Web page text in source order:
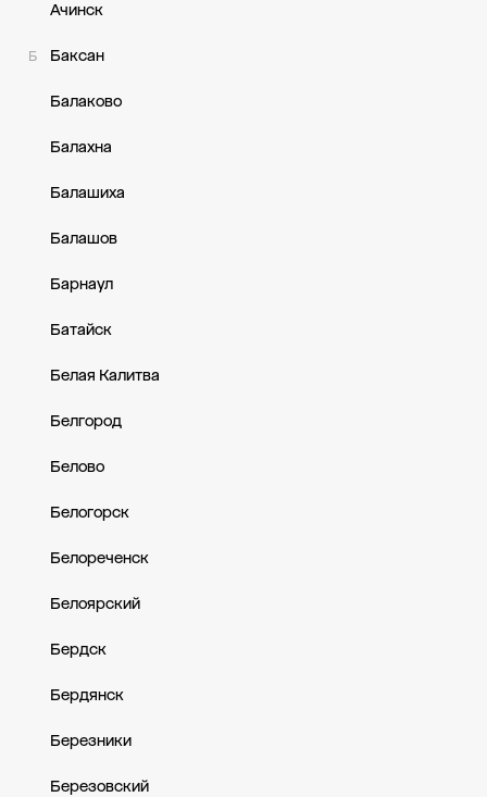
Ачинск
Б Баксан
Балаково
Балахна
Балашиха
Балашов
Барнаул
Батайск
Белая Калитва
Белгород
Белово
Белогорск
Белореченск
Белоярский
Бердск
Бердянск
Березники
Березовский